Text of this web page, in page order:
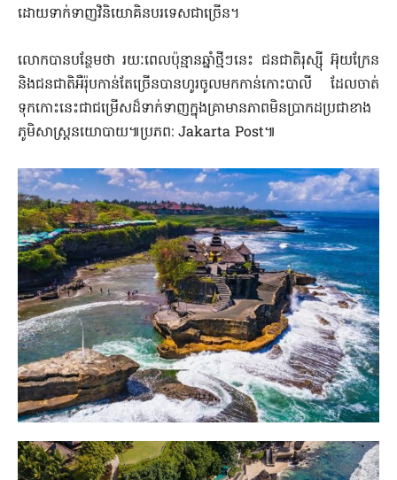
ដោយទាក់ទាញវិនិយោគិនបរទេសជាច្រើន។
លោក​បាន​បន្ថែម​ថា រយៈពេលប៉ុន្មាន​ឆ្នាំ​ថ្មីៗ​នេះ ​ជនជាតិ​រុស្ស៊ី អ៊ុយក្រែន
និង​ជនជាតិ​អឺរ៉ុប​កាន់​តែ​ច្រើនបានហូរចូលមកកាន់កោះបាលី ដែល​ចាត់
ទុក​កោះ​នេះ​ជា​ជម្រើស​ដ៏​ទាក់ទាញ​ក្នុង​គ្រា​មាន​ភាព​មិន​ប្រាកដប្រជា​ខាង​
ភូមិសាស្ត្រ​នយោបាយ៕ប្រភព: Jakarta Post៕